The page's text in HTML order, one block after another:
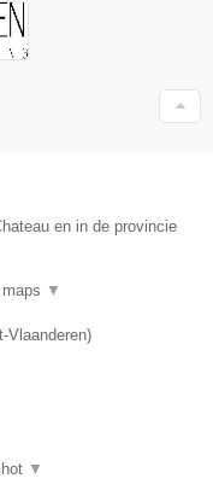
en in de provincie
▼
Vlaanderen)
▼